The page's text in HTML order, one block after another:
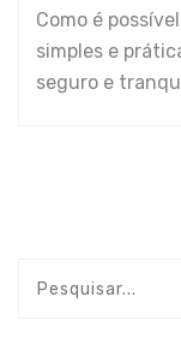
Como é
simples e
seguro e